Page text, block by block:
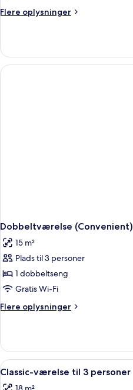
Flere oplysninger
Flere
Dobbeltværelse (Convenient)
15 m²
Plads til 3 personer
1 dobbeltseng
Gratis Wi-Fi
Flere oplysninger
Flere
(Convenient)
Indlæs
alle
5
Classic-værelse til 3 personer